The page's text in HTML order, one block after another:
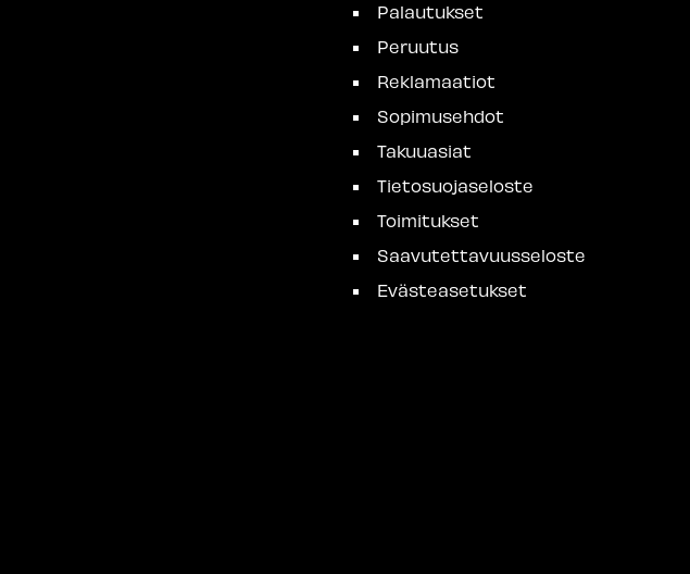
Palautukset
Peruutus
Reklamaatiot
Sopimusehdot
Takuuasiat
Tietosuojaseloste
Toimitukset
Saavutettavuusseloste
Evästeasetukset